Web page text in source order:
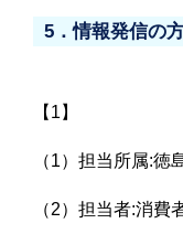
5．情報発信の
【1】
（1）担当所属:徳
（2）担当者:消費